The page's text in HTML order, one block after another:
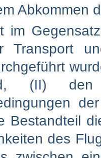
Abkommen
im
Transport
(II) den
Bestandteil
des